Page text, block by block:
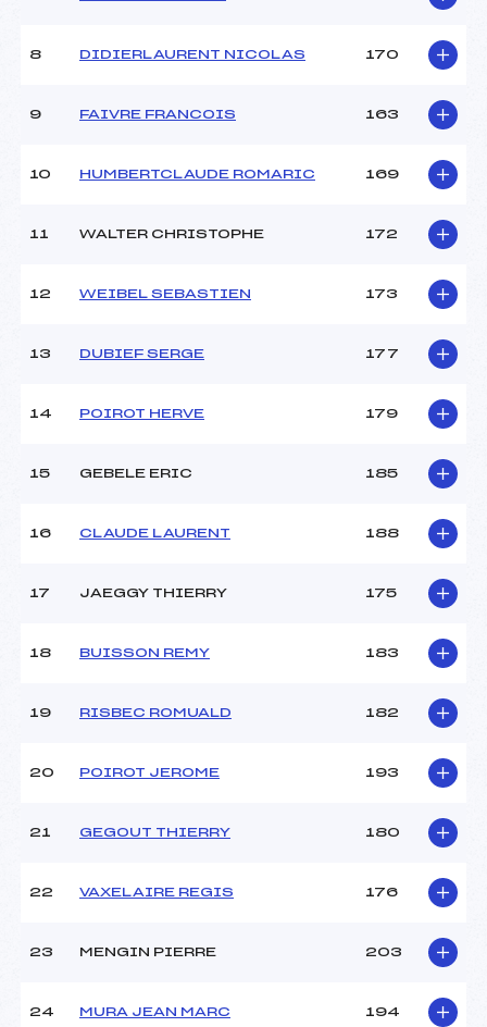
8 DIDIERLAURENT NICOLAS 170
9 FAIVRE FRANCOIS 163
10 HUMBERTCLAUDE ROMARIC 169
11 WALTER CHRISTOPHE 172
12 WEIBEL SEBASTIEN 173
13 DUBIEF SERGE 177
14 POIROT HERVE 179
15 GEBELE ERIC 185
16 CLAUDE LAURENT 188
17 JAEGGY THIERRY 175
18 BUISSON REMY 183
19 RISBEC ROMUALD 182
20 POIROT JEROME 193
21 GEGOUT THIERRY 180
22 VAXELAIRE REGIS 176
23 MENGIN PIERRE 203
24 MURA JEAN MARC 194